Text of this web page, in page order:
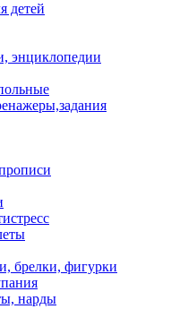
детей
энциклопедии
брелки, фигурки
нарды